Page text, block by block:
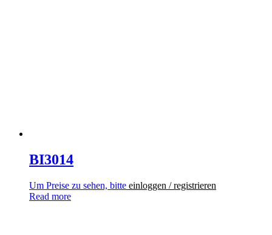
BI3014
Um Preise zu sehen, bitte einloggen / registrieren
Read more